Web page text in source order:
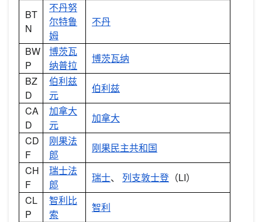
BT
N
不丹努
尔特鲁
姆
不丹
BW
P
博茨瓦
纳普拉
博茨瓦纳
BZ
D
伯利兹
元
伯利兹
CA
D
加拿大
元
加拿大
CD
F
刚果法
郎
刚果民主共和国
CH
F
瑞士法
郎
瑞士、 列支敦士登 （LI）
CL
P
智利比
索
智利